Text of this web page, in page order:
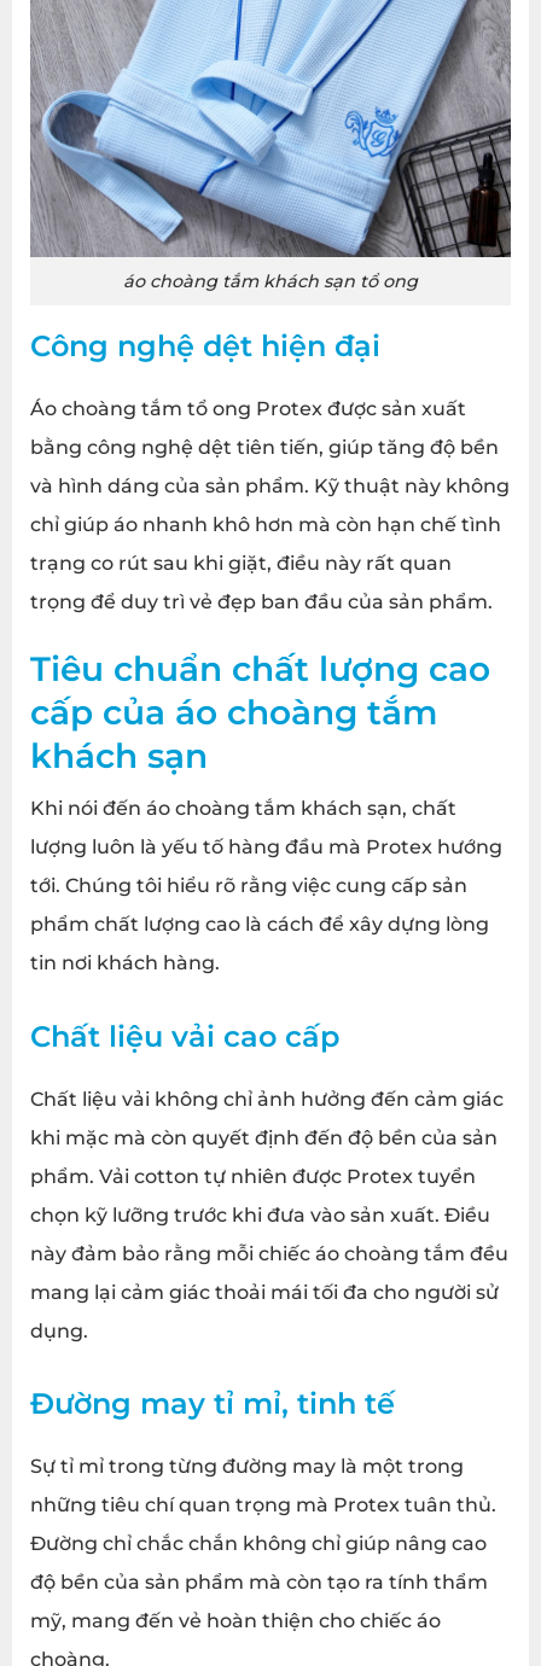
áo choàng tắm khách sạn tổ ong
Công nghệ dệt hiện đại
Áo choàng tắm tổ ong Protex được sản xuất
bằng công nghệ dệt tiên tiến, giúp tăng độ bền
và hình dáng của sản phẩm. Kỹ thuật này không
chỉ giúp áo nhanh khô hơn mà còn hạn chế tình
trạng co rút sau khi giặt, điều này rất quan
trọng để duy trì vẻ đẹp ban đầu của sản phẩm.
Tiêu chuẩn chất lượng cao
cấp của áo choàng tắm
khách sạn
Khi nói đến áo choàng tắm khách sạn, chất
lượng luôn là yếu tố hàng đầu mà Protex hướng
tới. Chúng tôi hiểu rõ rằng việc cung cấp sản
phẩm chất lượng cao là cách để xây dựng lòng
tin nơi khách hàng.
Chất liệu vải cao cấp
Chất liệu vải không chỉ ảnh hưởng đến cảm giác
khi mặc mà còn quyết định đến độ bền của sản
phẩm. Vải cotton tự nhiên được Protex tuyển
chọn kỹ lưỡng trước khi đưa vào sản xuất. Điều
này đảm bảo rằng mỗi chiếc áo choàng tắm đều
mang lại cảm giác thoải mái tối đa cho người sử
dụng.
Đường may tỉ mỉ, tinh tế
Sự tỉ mỉ trong từng đường may là một trong
những tiêu chí quan trọng mà Protex tuân thủ.
Đường chỉ chắc chắn không chỉ giúp nâng cao
độ bền của sản phẩm mà còn tạo ra tính thẩm
mỹ, mang đến vẻ hoàn thiện cho chiếc áo
choàng.